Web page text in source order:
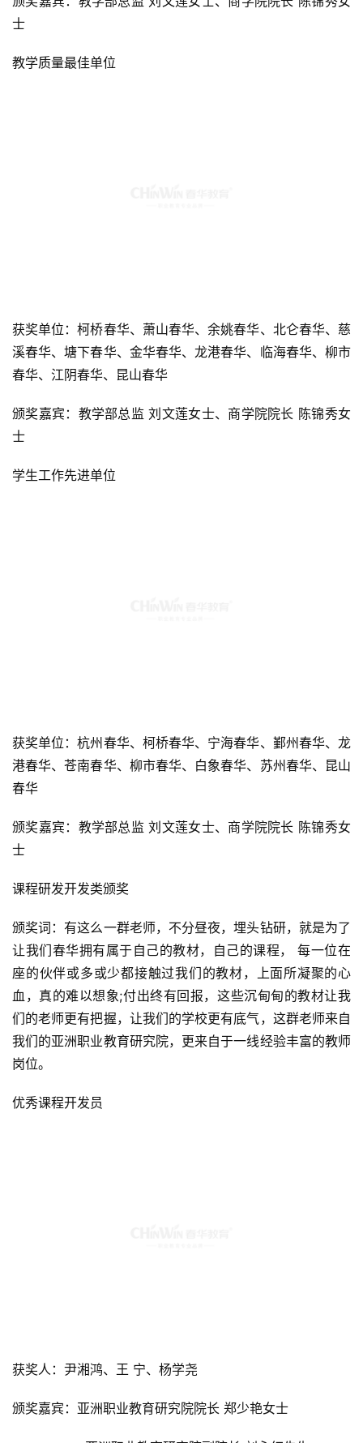
士
教学质量最佳单位
获奖单位：柯桥春华、萧山春华、余姚春华、北仑春华、慈
溪春华、塘下春华、金华春华、龙港春华、临海春华、柳市
春华、江阴春华、昆山春华
颁奖嘉宾：教学部总监 刘文莲女士、商学院院长 陈锦秀女
士
学生工作先进单位
获奖单位：杭州春华、柯桥春华、宁海春华、鄞州春华、龙
港春华、苍南春华、柳市春华、白象春华、苏州春华、昆山
春华
颁奖嘉宾：教学部总监 刘文莲女士、商学院院长 陈锦秀女
士
课程研发开发类颁奖
颁奖词：有这么一群老师，不分昼夜，埋头钻研，就是为了
让我们春华拥有属于自己的教材，自己的课程， 每一位在
座的伙伴或多或少都接触过我们的教材，上面所凝聚的心
血，真的难以想象;付出终有回报，这些沉甸甸的教材让我
们的老师更有把握，让我们的学校更有底气，这群老师来自
我们的亚洲职业教育研究院，更来自于一线经验丰富的教师
岗位。
优秀课程开发员
获奖人：尹湘鸿、王 宁、杨学尧
颁奖嘉宾：亚洲职业教育研究院院长 郑少艳女士